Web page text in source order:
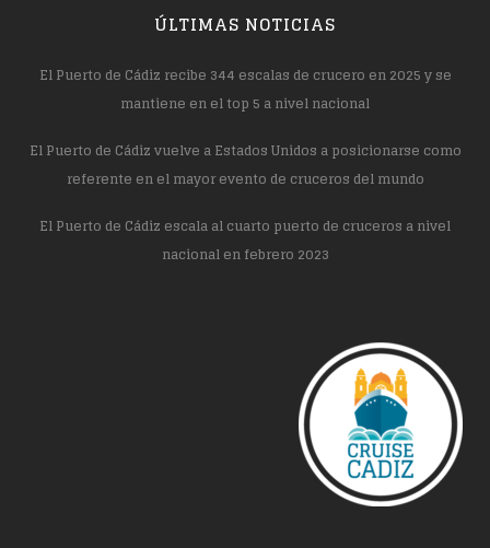
ÚLTIMAS NOTICIAS
El Puerto de Cádiz recibe 344 escalas de crucero en 2025 y se
mantiene en el top 5 a nivel nacional
El Puerto de Cádiz vuelve a Estados Unidos a posicionarse como
referente en el mayor evento de cruceros del mundo
El Puerto de Cádiz escala al cuarto puerto de cruceros a nivel
nacional en febrero 2023